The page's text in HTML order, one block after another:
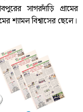
সাগরদাঁড়ি গ্রামের
শ্যামল বিশ্বাসের ছেলে।